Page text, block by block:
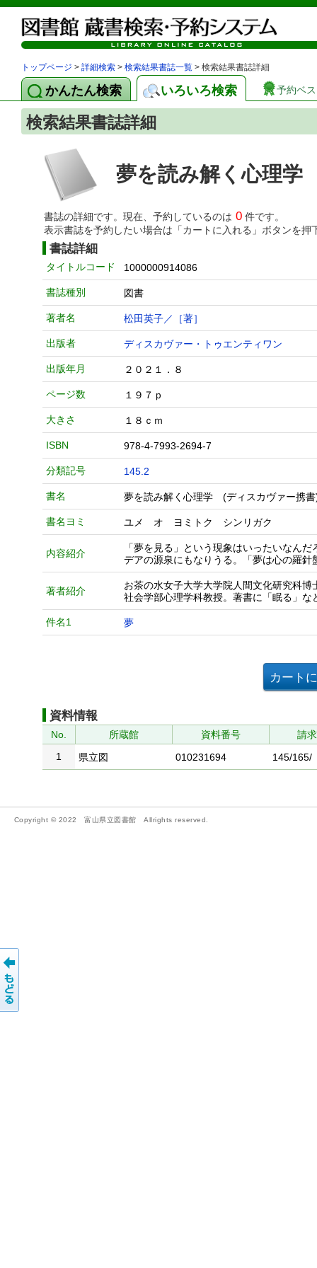
トップページ > 詳細検索 > 検索結果書誌一覧 > 検索結果書誌詳細
かんたん検索 いろいろ検索 予約ベ
検索結果書誌詳細
夢を読み解く心理
書誌の詳細です。現在、予約しているのは 0 件です。
表示書誌を予約したい場合は「カートに入れる」ボタンを押
書誌詳細
タイトルコード 1000000914086
書誌種別 図書
著者名 松田英子／［著］
出版者 ディスカヴァー・トゥエンティワン
出版年月 ２０２１．８
ページ数 １９７ｐ
大きさ １８ｃｍ
ISBN 978-4-7993-2694-7
分類記号 145.2
書名 夢を読み解く心理学 (ディスカヴァー携
書名ヨミ ユメ オ ヨミトク シンリガク
内容紹介
「夢を見る」という現象はいったいなん
デアの源泉にもなりうる。「夢は心の羅
著者紹介
お茶の水女子大学大学院人間文化研究科
社会学部心理学科教授。著書に「眠る」な
件名1 夢
資料情報
No. 所蔵館 資料番号
請
1
県立図 010231694 145/165/
Copyright © 2022 富山県立図書館 Allrights reserved.